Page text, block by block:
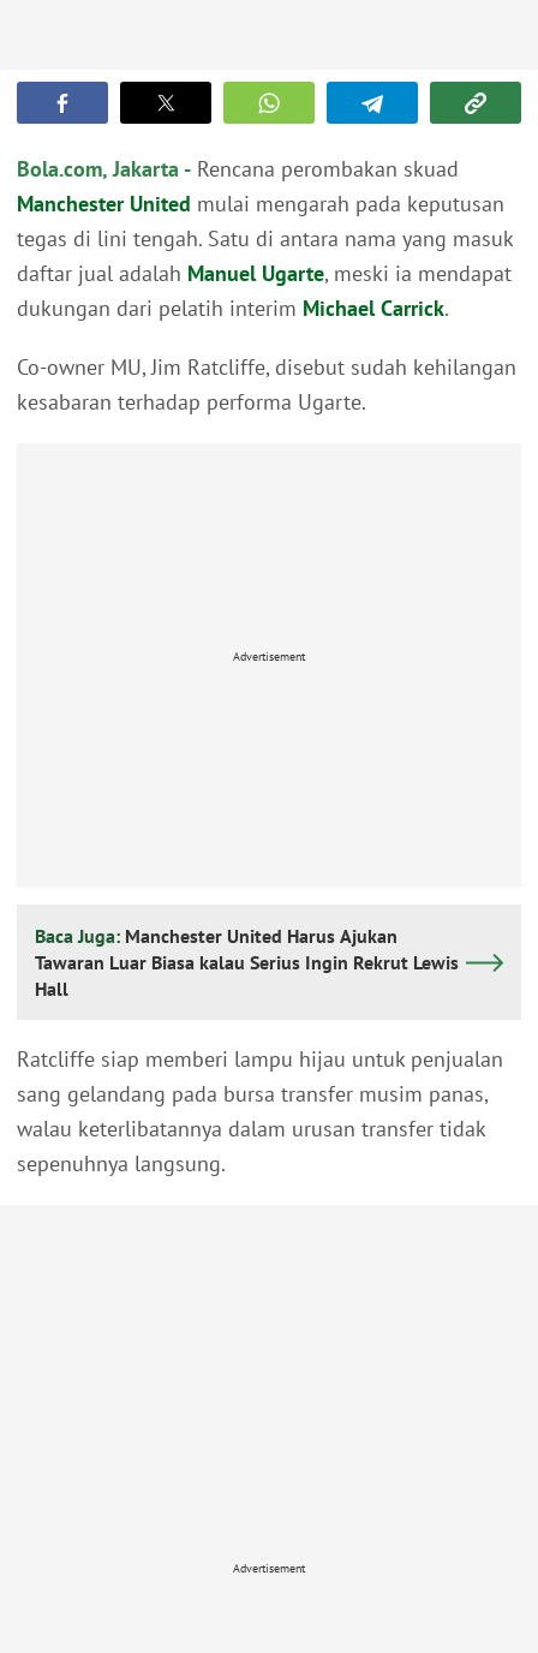
Bola.com, Jakarta - Rencana perombakan skuad
Manchester United mulai mengarah pada keputusan
tegas di lini tengah. Satu di antara nama yang masuk
daftar jual adalah Manuel Ugarte, meski ia mendapat
dukungan dari pelatih interim Michael Carrick.
Co-owner MU, Jim Ratcliffe, disebut sudah kehilangan
kesabaran terhadap performa Ugarte.
Advertisement
Baca Juga: Manchester United Harus Ajukan
Tawaran Luar Biasa kalau Serius Ingin Rekrut Lewis
Hall
Ratcliffe siap memberi lampu hijau untuk penjualan
sang gelandang pada bursa transfer musim panas,
walau keterlibatannya dalam urusan transfer tidak
sepenuhnya langsung.
Advertisement